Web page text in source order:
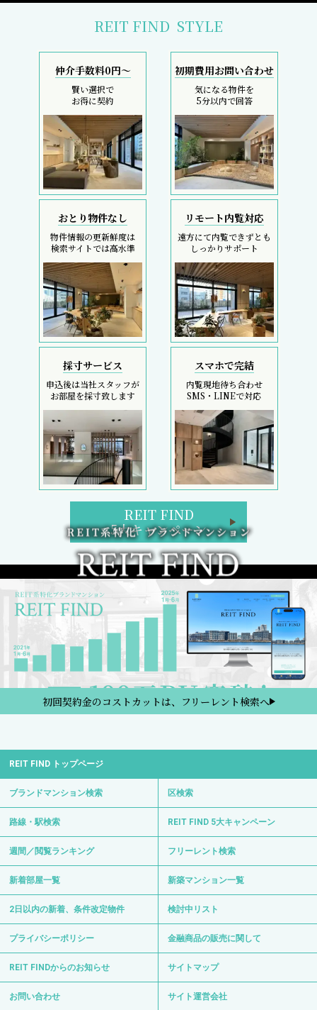
REIT FIND STYLE
仲介手数料0円～
賢い選択で
お得に契約
初期費用お問い合わせ
気になる物件を
5分以内で回答
おとり物件なし
物件情報の更新鮮度は
検索サイトでは高水準
リモート内覧対応
遠方にて内覧できずとも
しっかりサポート
採寸サービス
申込後は当社スタッフが
お部屋を採寸致します
スマホで完結
内覧現地待ち合わせ
SMS・LINEで対応
REIT FIND
5大キャンペーン
初回契約金のコストカットは、フリーレント検索へ
REIT FIND トップページ
ブランドマンション検索 区検索
路線・駅検索 REIT FIND 5大キャンペーン
週間／閲覧ランキング フリーレント検索
新着部屋一覧 新築マンション一覧
2日以内の新着、条件改定物件 検討中リスト
プライバシーポリシー 金融商品の販売に関して
REIT FINDからのお知らせ サイトマップ
お問い合わせ サイト運営会社